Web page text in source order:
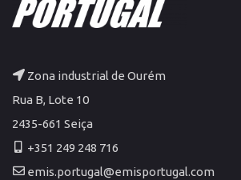
Zona industrial de Ourém
Rua B, Lote 10
2435-661 Seiça
+351 249 248 716
emis.portugal@emisportugal.com